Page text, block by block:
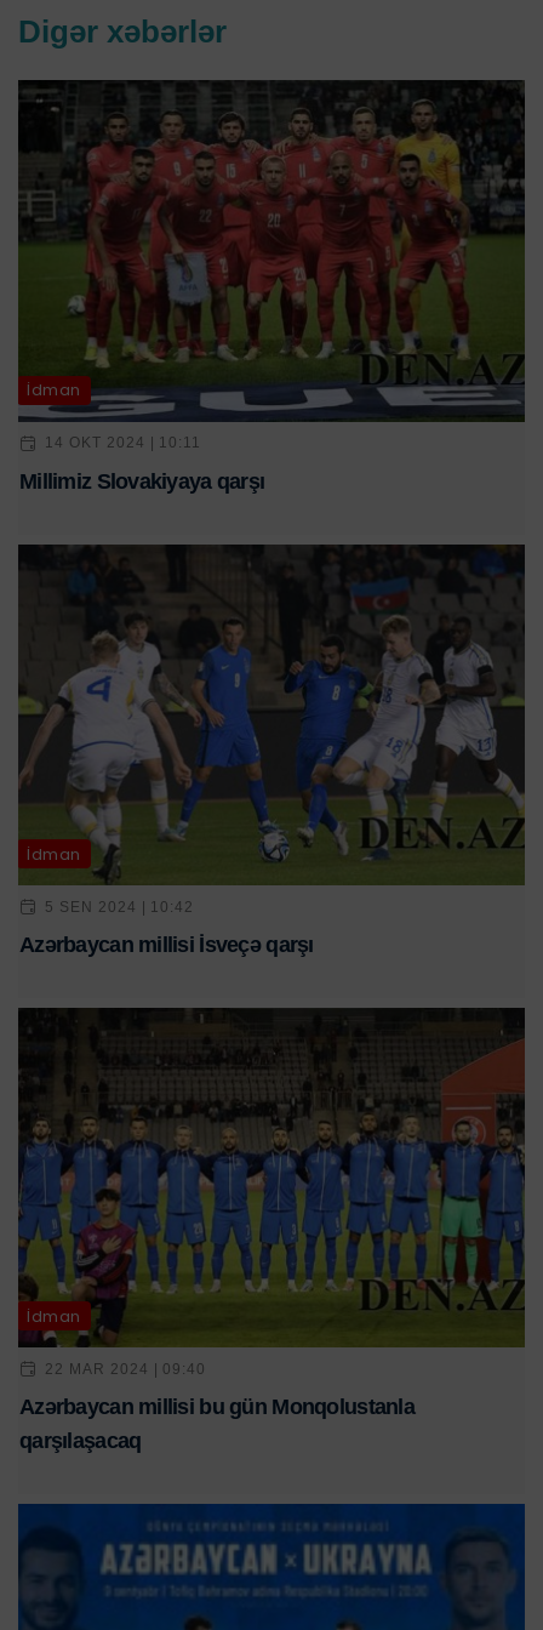
Digər xəbərlər
İdman
14 OKT 2024 | 10:11
Millimiz Slovakiyaya qarşı
İdman
5 SEN 2024 | 10:42
Azərbaycan millisi İsveçə qarşı
İdman
22 MAR 2024 | 09:40
Azərbaycan millisi bu gün Monqolustanla
qarşılaşacaq